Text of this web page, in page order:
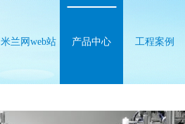
米兰网web站 产品中心 工程案例